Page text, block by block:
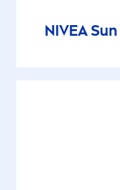
NIVEASun